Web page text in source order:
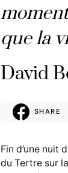
que la
David
SHARE
Fin d’une nuit
du Tertre sur